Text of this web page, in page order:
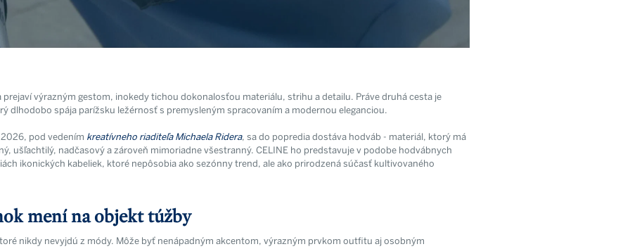
výrazným gestom, inokedy tichou dokonalosťou materiálu, strihu a detailu. Práve druhá cesta je
dlhodobo spája parížsku ležérnosť s premysleným spracovaním a modernou eleganciou.
pod vedením kreatívneho riaditeľa Michaela Ridera, sa do popredia dostáva hodváb - materiál, ktorý má
ušľachtilý, nadčasový a zároveň mimoriadne všestranný. CELINE ho predstavuje v podobe hodvábnych
ikonických kabeliek, ktoré nepôsobia ako sezónny trend, ale ako prirodzená súčasť kultivovaného
mení na objekt túžby
nikdy nevyjdú z módy. Môže byť nenápadným akcentom, výrazným prvkom outfitu aj osobným